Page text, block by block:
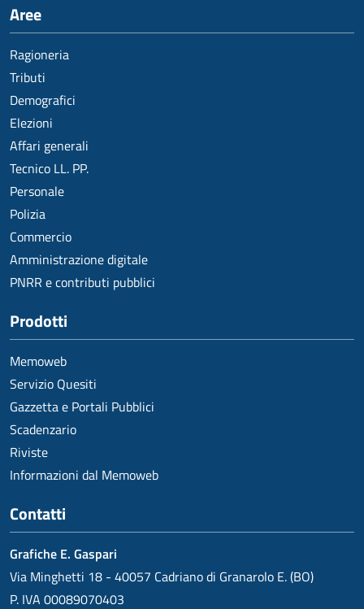
Aree
Ragioneria
Tributi
Demografici
Elezioni
Affari generali
Tecnico LL. PP.
Personale
Polizia
Commercio
Amministrazione digitale
PNRR e contributi pubblici
Prodotti
Memoweb
Servizio Quesiti
Gazzetta e Portali Pubblici
Scadenzario
Riviste
Informazioni dal Memoweb
Contatti
Grafiche E. Gaspari
Via Minghetti 18 - 40057 Cadriano di Granarolo E. (BO)
P. IVA 00089070403